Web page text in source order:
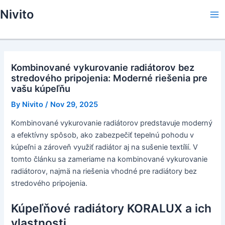
to
Nivito
Kombinované vykurovanie radiátorov bez
stredového pripojenia: Moderné riešenia pre
vašu kúpeľňu
By Nivito / Nov 29, 2025
Kombinované vykurovanie radiátorov predstavuje moderný
a efektívny spôsob, ako zabezpečiť tepelnú pohodu v
kúpeľni a zároveň využiť radiátor aj na sušenie textílií. V
tomto článku sa zameriame na kombinované vykurovanie
radiátorov, najmä na riešenia vhodné pre radiátory bez
stredového pripojenia.
Kúpeľňové radiátory KORALUX a ich